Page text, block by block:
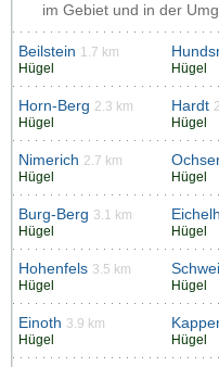
im Gebiet und in der
Beilstein 1.7 km
Hügel
Hügel
Horn-Berg 2.3 km
Hügel
Hardt
Hügel
Nimerich 2.7 km
Hügel
Hügel
Burg-Berg 3.1 km
Hügel
Hügel
Hohenfels 3.5 km
Hügel
Hügel
Einoth 3.9 km
Hügel
Hügel